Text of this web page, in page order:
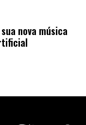
nova música